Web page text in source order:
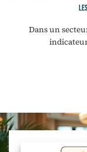
Dans un